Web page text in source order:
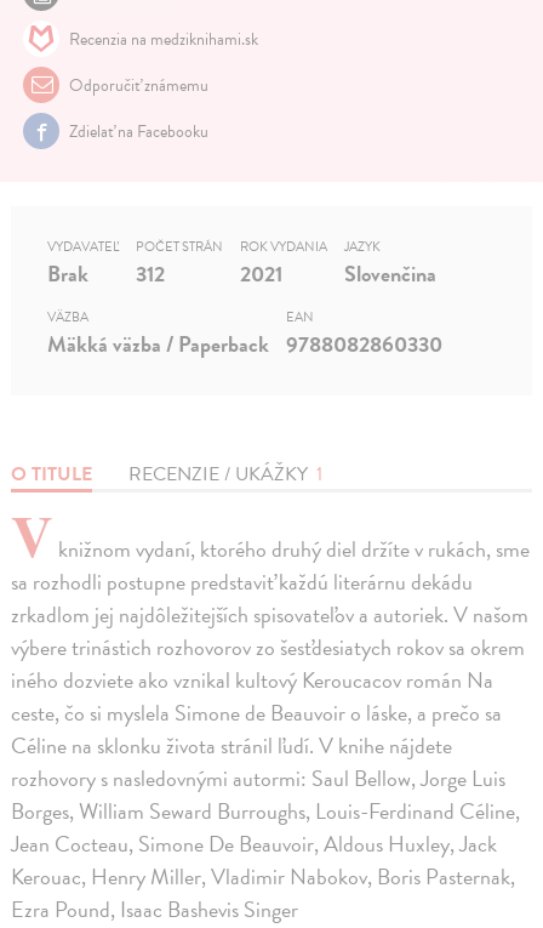
Recenzia na medziknihami.sk
Odporučiť známemu
Zdielať na Facebooku
O TITULE RECENZIE / UKÁŽKY 1
V knižnom vydaní, ktorého druhý diel držíte v rukách, sme
sa rozhodli postupne predstaviť každú literárnu dekádu
zrkadlom jej najdôležitejších spisovateľov a autoriek. V našom
výbere trinástich rozhovorov zo šesťdesiatych rokov sa okrem
iného dozviete ako vznikal kultový Keroucacov román Na
ceste, čo si myslela Simone de Beauvoir o láske, a prečo sa
Céline na sklonku života stránil ľudí. V knihe nájdete
rozhovory s nasledovnými autormi: Saul Bellow, Jorge Luis
Borges, William Seward Burroughs, Louis-Ferdinand Céline,
Jean Cocteau, Simone De Beauvoir, Aldous Huxley, Jack
Kerouac, Henry Miller, Vladimir Nabokov, Boris Pasternak,
Ezra Pound, Isaac Bashevis Singer
VYDAVATEĽ
Brak
POČET STRÁN
312
ROK VYDANIA
2021
JAZYK
Slovenčina
VÄZBA
Mäkká väzba / Paperback
EAN
9788082860330